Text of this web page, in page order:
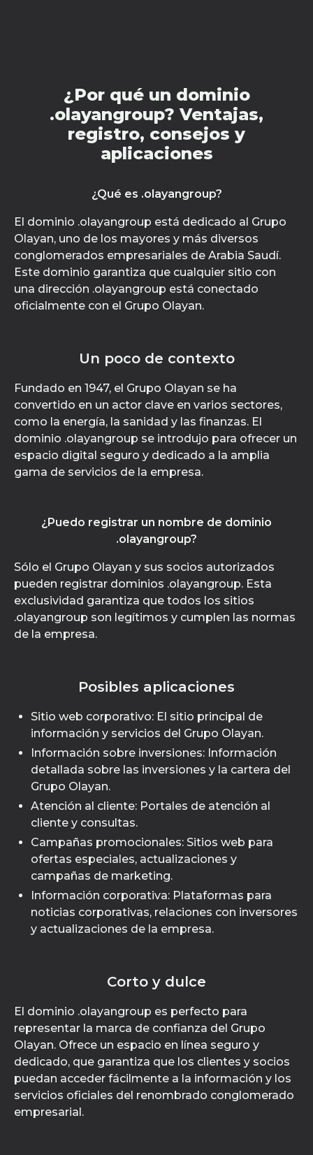
¿Por qué un dominio
.olayangroup? Ventajas,
registro, consejos y
aplicaciones
¿Qué es .olayangroup?
El dominio .olayangroup está dedicado al Grupo
Olayan, uno de los mayores y más diversos
conglomerados empresariales de Arabia Saudí.
Este dominio garantiza que cualquier sitio con
una dirección .olayangroup está conectado
oficialmente con el Grupo Olayan.
Un poco de contexto
Fundado en 1947, el Grupo Olayan se ha
convertido en un actor clave en varios sectores,
como la energía, la sanidad y las finanzas. El
dominio .olayangroup se introdujo para ofrecer un
espacio digital seguro y dedicado a la amplia
gama de servicios de la empresa.
¿Puedo registrar un nombre de dominio
.olayangroup?
Sólo el Grupo Olayan y sus socios autorizados
pueden registrar dominios .olayangroup. Esta
exclusividad garantiza que todos los sitios
.olayangroup son legítimos y cumplen las normas
de la empresa.
Posibles aplicaciones
Sitio web corporativo: El sitio principal de
información y servicios del Grupo Olayan.
Información sobre inversiones: Información
detallada sobre las inversiones y la cartera del
Grupo Olayan.
Atención al cliente: Portales de atención al
cliente y consultas.
Campañas promocionales: Sitios web para
ofertas especiales, actualizaciones y
campañas de marketing.
Información corporativa: Plataformas para
noticias corporativas, relaciones con inversores
y actualizaciones de la empresa.
Corto y dulce
El dominio .olayangroup es perfecto para
representar la marca de confianza del Grupo
Olayan. Ofrece un espacio en línea seguro y
dedicado, que garantiza que los clientes y socios
puedan acceder fácilmente a la información y los
servicios oficiales del renombrado conglomerado
empresarial.